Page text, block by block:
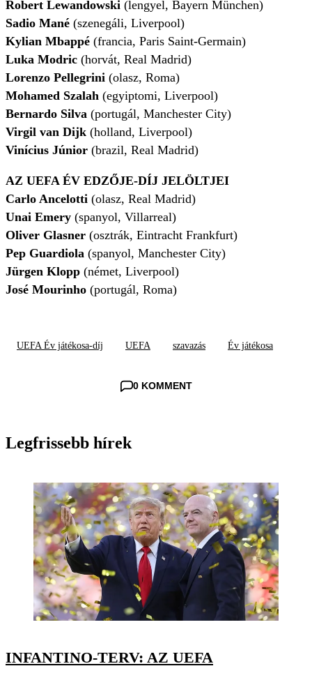
Robert Lewandowski (lengyel, Bayern München)
Sadio Mané (szenegáli, Liverpool)
Kylian Mbappé (francia, Paris Saint-Germain)
Luka Modric (horvát, Real Madrid)
Lorenzo Pellegrini (olasz, Roma)
Mohamed Szalah (egyiptomi, Liverpool)
Bernardo Silva (portugál, Manchester City)
Virgil van Dijk (holland, Liverpool)
Vinícius Júnior (brazil, Real Madrid)
AZ UEFA ÉV EDZŐJE-DÍJ JELÖLTJEI
Carlo Ancelotti (olasz, Real Madrid)
Unai Emery (spanyol, Villarreal)
Oliver Glasner (osztrák, Eintracht Frankfurt)
Pep Guardiola (spanyol, Manchester City)
Jürgen Klopp (német, Liverpool)
José Mourinho (portugál, Roma)
UEFA Év játékosa-díj UEFA szavazás Év játékosa
0 KOMMENT
Legfrissebb hírek
INFANTINO-TERV: AZ UEFA